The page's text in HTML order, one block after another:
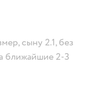
сыну 2.1, без
ближайшие 2-3